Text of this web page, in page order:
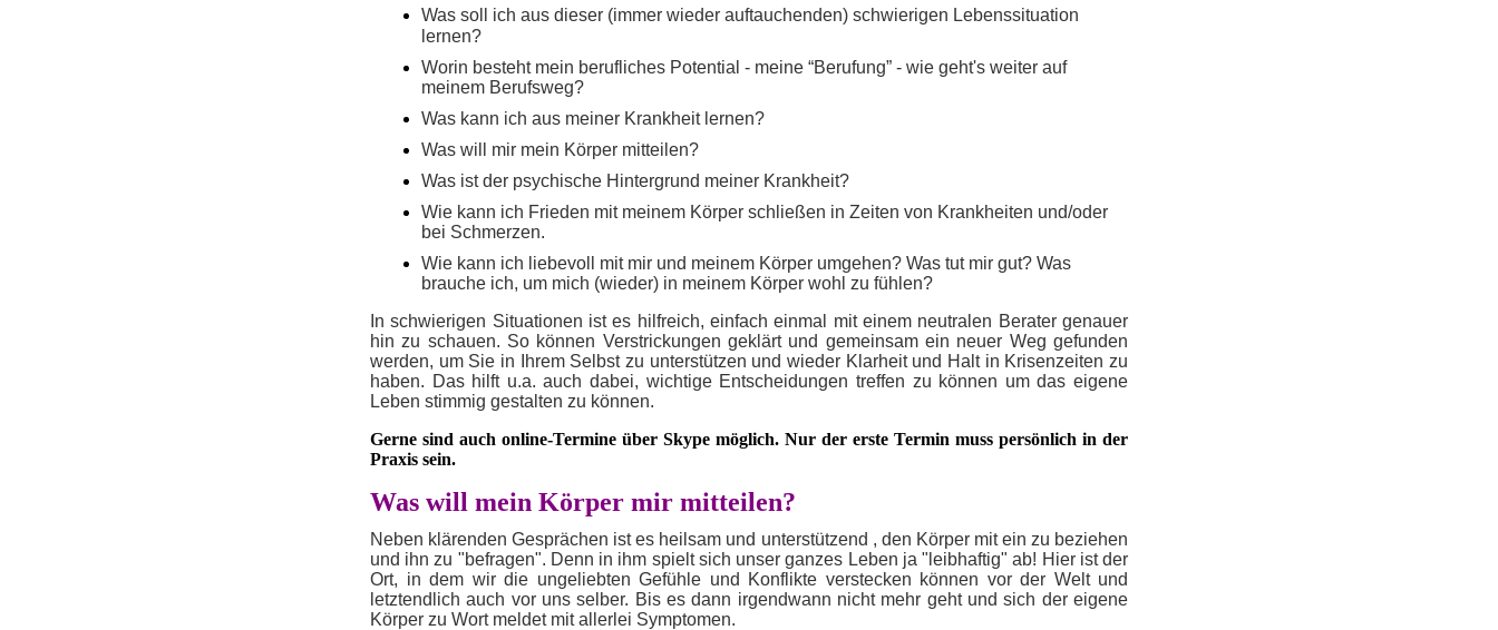
Was soll ich aus dieser (immer wieder auftauchenden) schwierigen Lebenssituation
lernen?
Worin besteht mein berufliches Potential - meine “Berufung” - wie geht's weiter auf
meinem Berufsweg?
Was kann ich aus meiner Krankheit lernen?
Was will mir mein Körper mitteilen?
Was ist der psychische Hintergrund meiner Krankheit?
Wie kann ich Frieden mit meinem Körper schließen in Zeiten von Krankheiten und/oder
bei Schmerzen.
Wie kann ich liebevoll mit mir und meinem Körper umgehen? Was tut mir gut? Was
brauche ich, um mich (wieder) in meinem Körper wohl zu fühlen?
In schwierigen Situationen ist es hilfreich, einfach einmal mit einem neutralen Berater genauer
hin zu schauen. So können Verstrickungen geklärt und gemeinsam ein neuer Weg gefunden
werden, um Sie in Ihrem Selbst zu unterstützen und wieder Klarheit und Halt in Krisenzeiten zu
haben. Das hilft u.a. auch dabei, wichtige Entscheidungen treffen zu können um das eigene
Leben stimmig gestalten zu können.
Gerne sind auch online-Termine über Skype möglich. Nur der erste Termin muss persönlich in der
Praxis sein.
Was will mein Körper mir mitteilen?
Neben klärenden Gesprächen ist es heilsam und unterstützend , den Körper mit ein zu beziehen
und ihn zu "befragen". Denn in ihm spielt sich unser ganzes Leben ja "leibhaftig" ab! Hier ist der
Ort, in dem wir die ungeliebten Gefühle und Konflikte verstecken können vor der Welt und
letztendlich auch vor uns selber. Bis es dann irgendwann nicht mehr geht und sich der eigene
Körper zu Wort meldet mit allerlei Symptomen.